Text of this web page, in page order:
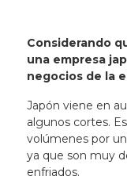
Considerando
una empresa
negocios de la
Japón viene en
algunos cortes.
volúmenes por
ya que son muy
enfriados.